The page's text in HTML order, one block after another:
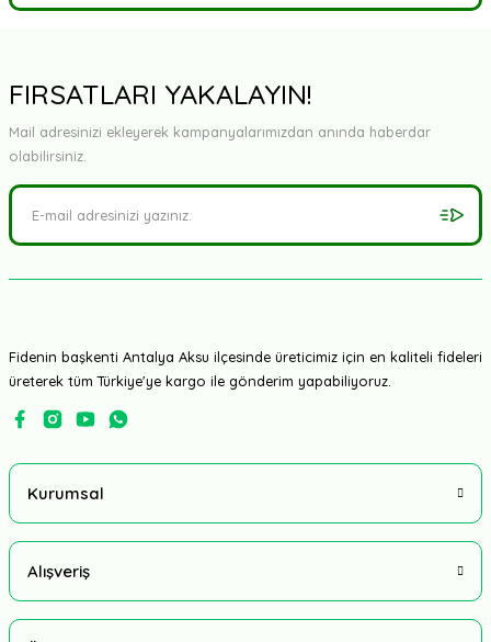
Bu ürüne ilk yorumu siz yapın!
FIRSATLARI YAKALAYIN!
Mail adresinizi ekleyerek kampanyalarımızdan anında haberdar
olabilirsiniz.
Fidenin başkenti Antalya Aksu ilçesinde üreticimiz için en kaliteli fideleri
üreterek tüm Türkiye'ye kargo ile gönderim yapabiliyoruz.
Kurumsal
Alışveriş